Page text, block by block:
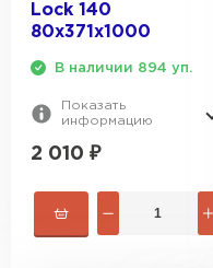
Lock 140
80х371х1000
В наличии 894 уп.
Показать
информацию
2 010 ₽